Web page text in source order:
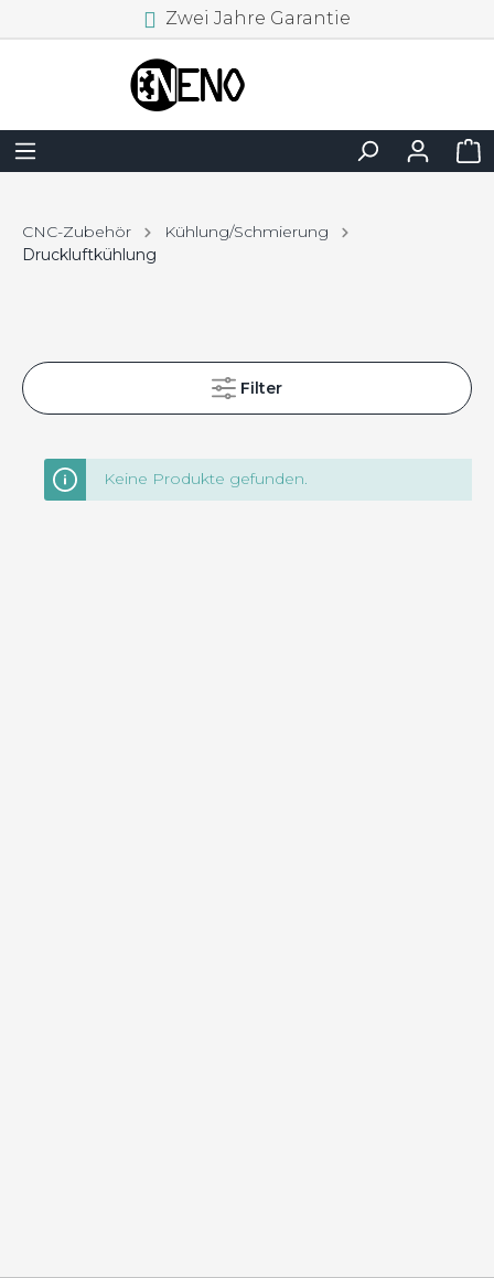
Zwei Jahre Garantie
CNC-Zubehör
Kühlung/Schmierung
Druckluftkühlung
Filter
Keine Produkte gefunden.